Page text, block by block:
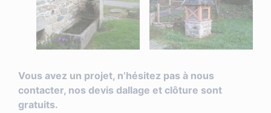
Vous avez un projet, n’hésitez pas à nous
contacter, nos devis dallage et clôture sont
gratuits.